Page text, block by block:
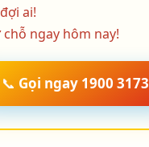
ai!
ngay hôm nay!
📞 Gọi ngay 1900 3173